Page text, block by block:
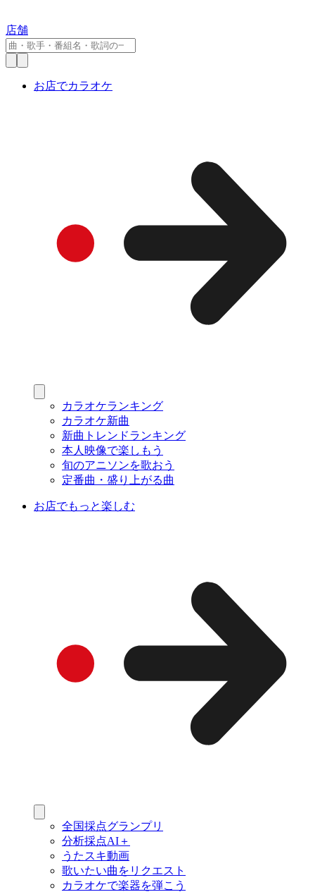
店舗
お店でカラオケ
カラオケランキング
カラオケ新曲
新曲トレンドランキング
本人映像で楽しもう
旬のアニソンを歌おう
定番曲・盛り上がる曲
お店でもっと楽しむ
全国採点グランプリ
分析採点AI＋
うたスキ動画
歌いたい曲をリクエスト
カラオケで楽器を弾こう